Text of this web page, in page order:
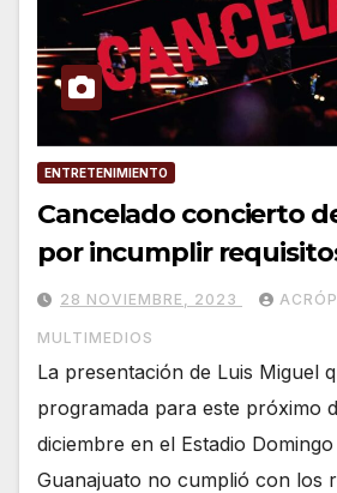
ENTRETENIMIENTO
Cancelado concierto
por incumplir
28 NOVIEMBRE, 2023
MULTIMEDIOS
La presentación de Luis Miguel
programada para este próximo
diciembre en el Estadio
Guanajuato no cumplió con los